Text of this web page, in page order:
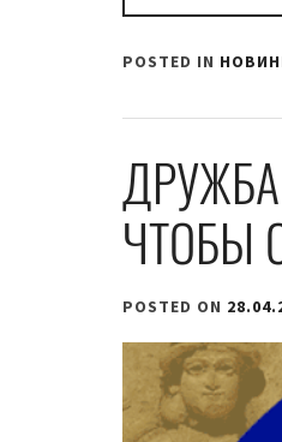
POSTED IN
ЧТОБЫ
POSTED ON